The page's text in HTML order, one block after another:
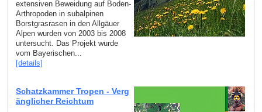
extensiven Beweidung auf Boden-
Arthropoden in subalpinen
Borstgrasrasen in den Allgäuer
Alpen wurden von 2003 bis 2008
untersucht. Das Projekt wurde
vom Bayerischen...
[details]
Schatzkammer Tropen - Verg
änglicher Reichtum